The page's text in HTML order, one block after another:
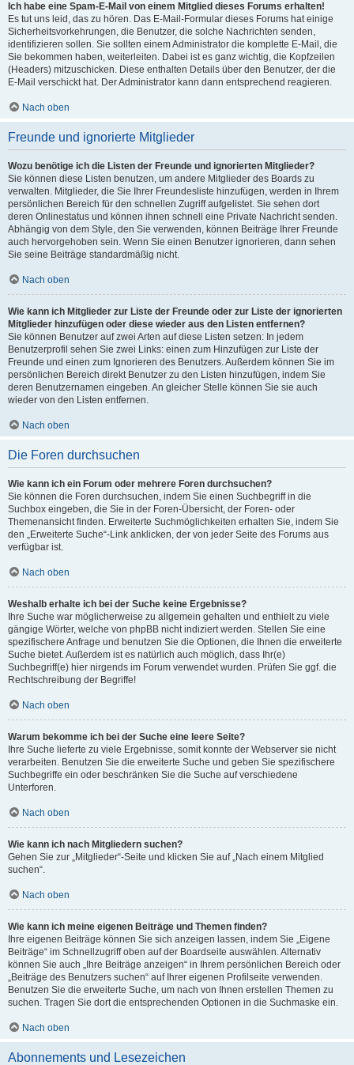
Ich habe eine Spam-E-Mail von einem Mitglied dieses Forums erhalten!
Es tut uns leid, das zu hören. Das E-Mail-Formular dieses Forums hat einige
Sicherheitsvorkehrungen, die Benutzer, die solche Nachrichten senden,
identifizieren sollen. Sie sollten einem Administrator die komplette E-Mail, die
Sie bekommen haben, weiterleiten. Dabei ist es ganz wichtig, die Kopfzeilen
(Headers) mitzuschicken. Diese enthalten Details über den Benutzer, der die
E-Mail verschickt hat. Der Administrator kann dann entsprechend reagieren.
Nach oben
Freunde und ignorierte Mitglieder
Wozu benötige ich die Listen der Freunde und ignorierten Mitglieder?
Sie können diese Listen benutzen, um andere Mitglieder des Boards zu
verwalten. Mitglieder, die Sie Ihrer Freundesliste hinzufügen, werden in Ihrem
persönlichen Bereich für den schnellen Zugriff aufgelistet. Sie sehen dort
deren Onlinestatus und können ihnen schnell eine Private Nachricht senden.
Abhängig von dem Style, den Sie verwenden, können Beiträge Ihrer Freunde
auch hervorgehoben sein. Wenn Sie einen Benutzer ignorieren, dann sehen
Sie seine Beiträge standardmäßig nicht.
Nach oben
Wie kann ich Mitglieder zur Liste der Freunde oder zur Liste der ignorierten
Mitglieder hinzufügen oder diese wieder aus den Listen entfernen?
Sie können Benutzer auf zwei Arten auf diese Listen setzen: In jedem
Benutzerprofil sehen Sie zwei Links: einen zum Hinzufügen zur Liste der
Freunde und einen zum Ignorieren des Benutzers. Außerdem können Sie im
persönlichen Bereich direkt Benutzer zu den Listen hinzufügen, indem Sie
deren Benutzernamen eingeben. An gleicher Stelle können Sie sie auch
wieder von den Listen entfernen.
Nach oben
Die Foren durchsuchen
Wie kann ich ein Forum oder mehrere Foren durchsuchen?
Sie können die Foren durchsuchen, indem Sie einen Suchbegriff in die
Suchbox eingeben, die Sie in der Foren-Übersicht, der Foren- oder
Themenansicht finden. Erweiterte Suchmöglichkeiten erhalten Sie, indem Sie
den „Erweiterte Suche“-Link anklicken, der von jeder Seite des Forums aus
verfügbar ist.
Nach oben
Weshalb erhalte ich bei der Suche keine Ergebnisse?
Ihre Suche war möglicherweise zu allgemein gehalten und enthielt zu viele
gängige Wörter, welche von phpBB nicht indiziert werden. Stellen Sie eine
spezifischere Anfrage und benutzen Sie die Optionen, die Ihnen die erweiterte
Suche bietet. Außerdem ist es natürlich auch möglich, dass Ihr(e)
Suchbegriff(e) hier nirgends im Forum verwendet wurden. Prüfen Sie ggf. die
Rechtschreibung der Begriffe!
Nach oben
Warum bekomme ich bei der Suche eine leere Seite?
Ihre Suche lieferte zu viele Ergebnisse, somit konnte der Webserver sie nicht
verarbeiten. Benutzen Sie die erweiterte Suche und geben Sie spezifischere
Suchbegriffe ein oder beschränken Sie die Suche auf verschiedene
Unterforen.
Nach oben
Wie kann ich nach Mitgliedern suchen?
Gehen Sie zur „Mitglieder“-Seite und klicken Sie auf „Nach einem Mitglied
suchen“.
Nach oben
Wie kann ich meine eigenen Beiträge und Themen finden?
Ihre eigenen Beiträge können Sie sich anzeigen lassen, indem Sie „Eigene
Beiträge“ im Schnellzugriff oben auf der Boardseite auswählen. Alternativ
können Sie auch „Ihre Beiträge anzeigen“ in Ihrem persönlichen Bereich oder
„Beiträge des Benutzers suchen“ auf Ihrer eigenen Profilseite verwenden.
Benutzen Sie die erweiterte Suche, um nach von Ihnen erstellen Themen zu
suchen. Tragen Sie dort die entsprechenden Optionen in die Suchmaske ein.
Nach oben
Abonnements und Lesezeichen